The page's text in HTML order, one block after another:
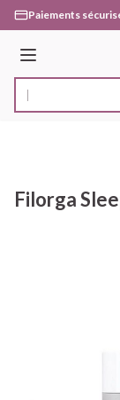
Aller au contenu
Paiements
Menu
Rechercher
Filorga